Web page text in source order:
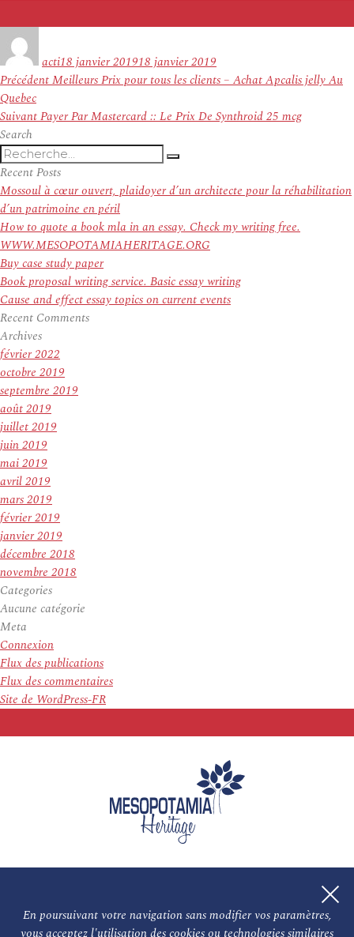
En poursuivant votre navigation sans modifier vos paramètres,
actile
18 janvier 201918 janvier 2019
Navigation
de
l’article
PrécédentArticle
Meilleurs Prix pour tous les clients – Achat Apcalis jelly Au
Quebec
SuivantArticle
Payer Par Mastercard :: Le Prix De Synthroid 25 mcg
Search
Recherche
pour
:
Recherche
Recent Posts
Mossoul à cœur ouvert, plaidoyer d’un architecte pour la réhabilitation
d’un patrimoine en péril
How to quote a book mla in an essay. Check my writing free.
WWW.MESOPOTAMIAHERITAGE.ORG
Buy case study paper
Book proposal writing service. Basic essay writing
Cause and effect essay topics on current events
Recent Comments
Archives
février 2022
octobre 2019
septembre 2019
août 2019
juillet 2019
juin 2019
mai 2019
avril 2019
mars 2019
février 2019
janvier 2019
décembre 2018
novembre 2018
Categories
Aucune catégorie
Meta
Connexion
Flux des publications
Flux des commentaires
Site de WordPress-FR